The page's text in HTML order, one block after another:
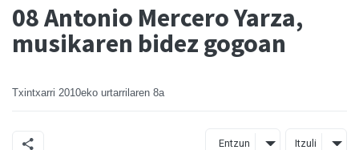
08 Antonio Mercero Yarza,
musikaren bidez gogoan
Txintxarri 2010eko urtarrilaren 8a
Entzun Itzuli